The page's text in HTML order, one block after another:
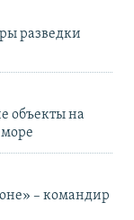
разведки
объекты на
– командир